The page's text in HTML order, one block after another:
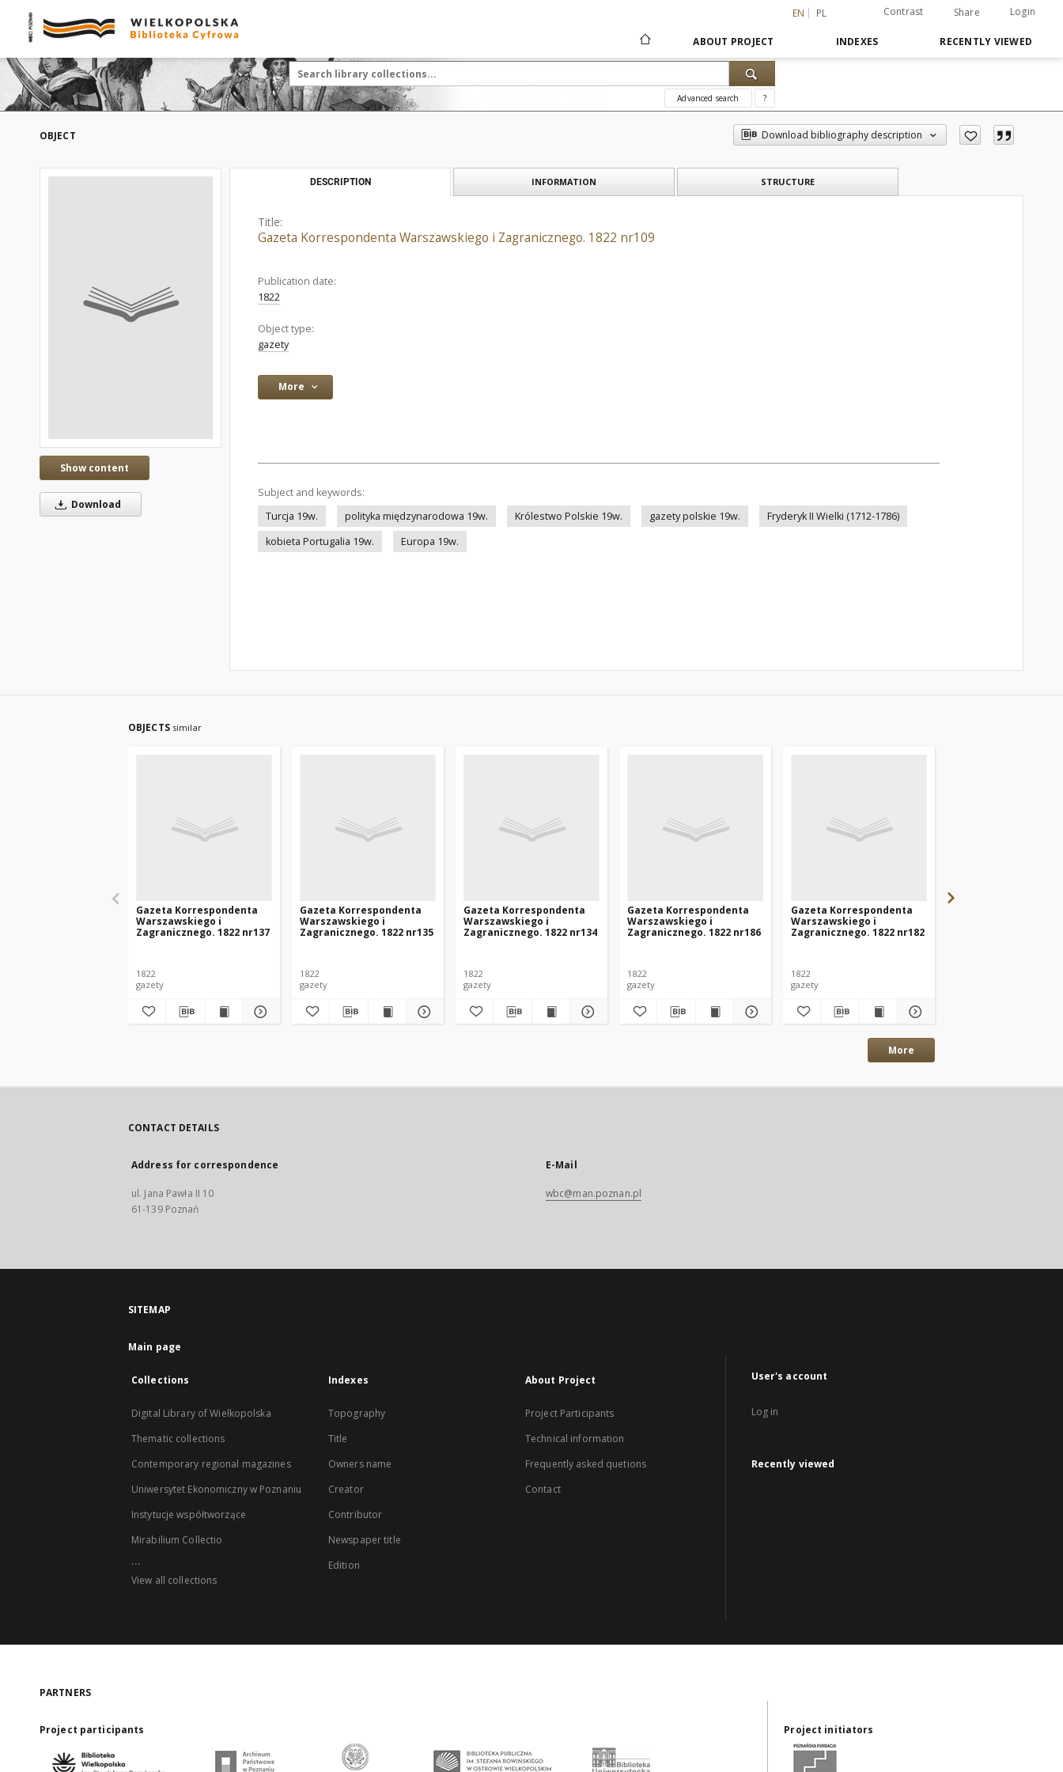
EN PL Contrast Share Login
ABOUT PROJECT INDEXES RECENTLY VIEWED
Advanced search ?
OBJECT Download bibliography description
Show content
Download
DESCRIPTION INFORMATION STRUCTURE
Title:
Gazeta Korrespondenta Warszawskiego i Zagranicznego. 1822 nr109
Publication date:
1822
Object type:
gazety
More
Subject and keywords:
Turcja 19w.
polityka międzynarodowa 19w. Królestwo Polskie 19w. gazety polskie 19w.
Fryderyk II Wielki (1712-1786)
kobieta Portugalia 19w.
Europa 19w.
OBJECTS similar
Gazeta Korrespondenta
Warszawskiego i
Zagranicznego. 1822 nr137
1822
gazety
Gazeta Korrespondenta
Warszawskiego i
Zagranicznego. 1822 nr135
1822
gazety
Gazeta Korrespondenta
Warszawskiego i
Zagranicznego. 1822 nr134
1822
gazety
Gazeta Korrespondenta
Warszawskiego i
Zagranicznego. 1822 nr186
1822
gazety
Gazeta Korrespondenta
Warszawskiego i
Zagranicznego. 1822 nr182
1822
gazety
More
CONTACT DETAILS
Address for correspondence
ul. Jana Pawła II 10
61-139 Poznań
E-Mail
wbc@man.poznan.pl
SITEMAP
Main page
Collections
Digital Library of Wielkopolska
Thematic collections
Contemporary regional magazines
Uniwersytet Ekonomiczny w Poznaniu
Instytucje współtworzące
Mirabilium Collectio
...
View all collections
Indexes
Topography
Title
Owners name
Creator
Contributor
Newspaper title
Edition
About Project
Project Participants
Technical information
Frequently asked quetions
Contact
User's account
Log in
Recently viewed
PARTNERS
Project participants Project initiators